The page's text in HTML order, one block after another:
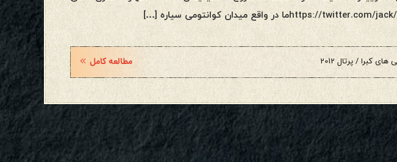
های کبرا / پرتال 2012 مطالعه کامل